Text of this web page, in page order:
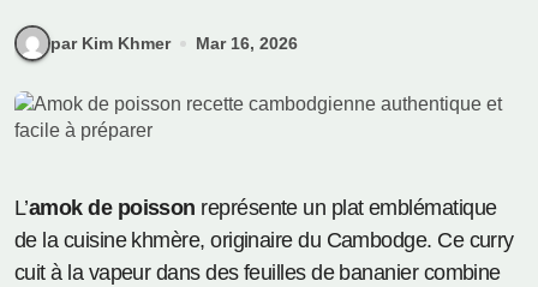
par Kim Khmer Mar 16, 2026
L’amok de poisson représente un plat emblématique
de la cuisine khmère, originaire du Cambodge. Ce curry
cuit à la vapeur dans des feuilles de bananier combine